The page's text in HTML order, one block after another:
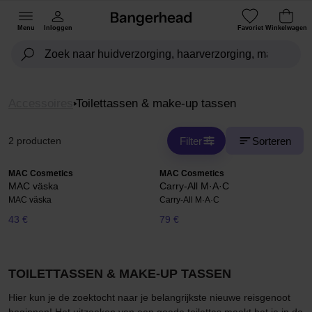
Menu Inloggen Favoriet Winkelwagen
Toilettassen & make-up tassen
2 producten Filter Sorteren
MAC Cosmetics
MAC väska
MAC väska
43 €
MAC Cosmetics
Carry-All M·A·C
Carry-All M·A·C
79 €
TOILETTASSEN & MAKE-UP TASSEN
Hier kun je de zoektocht naar je belangrijkste nieuwe reisgenoot